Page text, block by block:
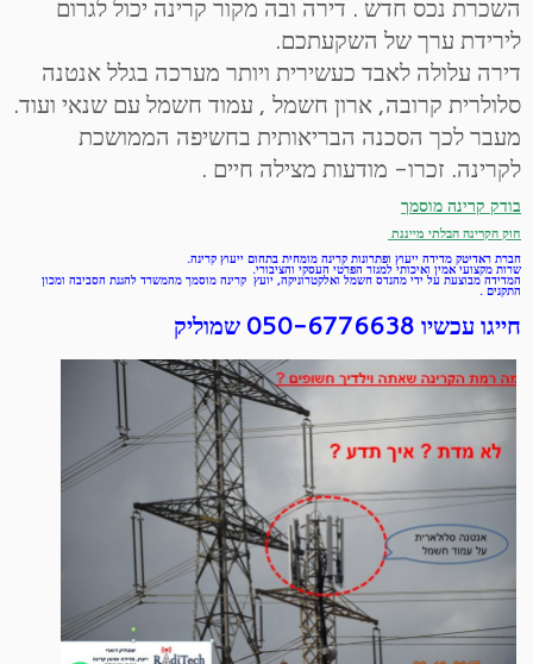
השכרת נכס חדש . דירה ובה מקור קרינה יכול לגרום
לירידת ערך של השקעתכם.
דירה עלולה לאבד כעשירית ויותר מערכה בגלל אנטנה
סלולרית קרובה, ארון חשמל , עמוד חשמל עם שנאי ועוד.
מעבר לכך הסכנה הבריאותית בחשיפה הממושכת
לקרינה. זכרו- מודעות מצילה חיים .
בודק קרינה מוסמך
חוק הקרינה הבלתי מייננת
חברת ראדיטק מדידה ייעוץ ופתרונות קרינה מומחית בתחום ייעוץ קרינה.
שרות מקצועי אמין ואיכותי למגזר הפרטי העסקי והציבורי.
המדידה מבוצעת על ידי מהנדס חשמל ואלקטרוניקה, יועץ קרינה מוסמך מהמשרד להגנת הסביבה ומכון
התקנים .
חייגו עכשיו 050-6776638 שמוליק